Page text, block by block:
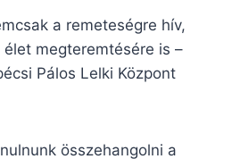
a remeteségre hív,
megteremtésére is –
Pálos Lelki Központ
összehangolni a